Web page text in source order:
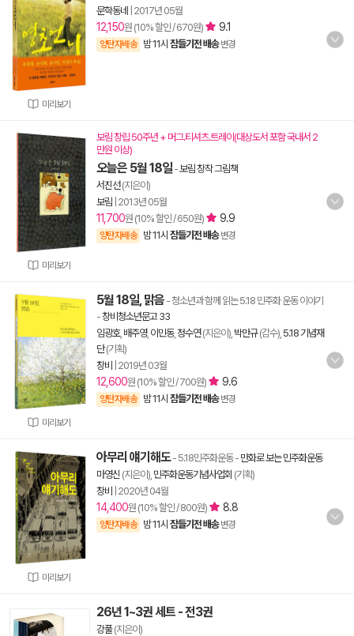
미리보기
문학동네
2017년 05월
12,150원 (10% 할인 / 670원) 9.1
양탄자배송 밤 11시 잠들기전 배송 변경
미리보기
보림 창립 50주년 + 머그.티셔츠.트레이(대상도서 포함 국내서 2
만원 이상)
오늘은 5월 18일 -보림 창작 그림책
서진선(지은이)
보림 2013년 05월
11,700원 (10% 할인 / 650원) 9.9
양탄자배송 밤 11시 잠들기전 배송 변경
미리보기
5월 18일, 맑음 - 청소년과 함께 읽는 5.18 민주화 운동 이야기
-창비청소년문고 33
임광호, 배주영, 이민동, 정수연(지은이), 박만규(감수), 5.18 기념재
단(기획)
창비
2019년 03월
12,600원 (10% 할인 / 700원) 9.6
양탄자배송 밤 11시 잠들기전 배송 변경
미리보기
아무리 얘기해도- 5.18민주화운동- 만화로 보는 민주화운동
마영신 (지은이), 민주화운동기념사업회 (기획)
창비
2020년 04월
14,400원 (10% 할인 / 800원) 8.8
양탄자배송 밤 11시 잠들기전 배송 변경
26년 1~3권 세트 - 전3권
강풀(지은이)